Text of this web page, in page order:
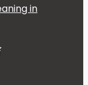
in